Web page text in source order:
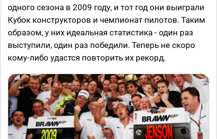
одного сезона в 2009 году, и тот год они выиграли
Кубок конструкторов и чемпионат пилотов. Таким
образом, у них идеальная статистика - один раз
выступили, один раз победили. Теперь не скоро
кому-либо удастся повторить их рекорд.